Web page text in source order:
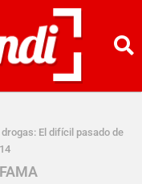
El difícil pasado de
,FAMA